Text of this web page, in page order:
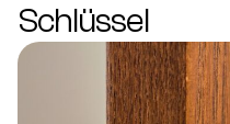
Schlüssel